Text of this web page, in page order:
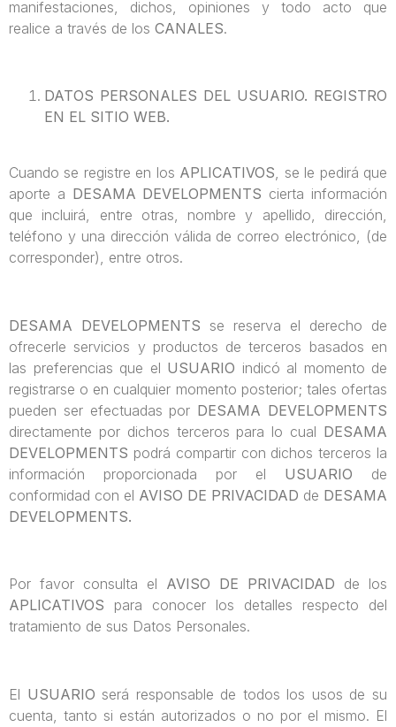
manifestaciones, dichos, opiniones y todo acto que
realice a través de los CANALES.
DATOS PERSONALES DEL USUARIO. REGISTRO
EN EL SITIO WEB.
Cuando se registre en los APLICATIVOS , se le pedirá que
aporte a DESAMA DEVELOPMENTS cierta información
que incluirá, entre otras, nombre y apellido, dirección,
teléfono y una dirección válida de correo electrónico, (de
corresponder), entre otros.
DESAMA DEVELOPMENTS se reserva el derecho de
ofrecerle servicios y productos de terceros basados en
las preferencias que el USUARIO indicó al momento de
registrarse o en cualquier momento posterior; tales ofertas
pueden ser efectuadas por DESAMA DEVELOPMENTS
directamente por dichos terceros para lo cual DESAMA
DEVELOPMENTS podrá compartir con dichos terceros la
información proporcionada por el USUARIO de
conformidad con el AVISO DE PRIVACIDAD de DESAMA
DEVELOPMENTS.
Por favor consulta el AVISO DE PRIVACIDAD de los
APLICATIVOS para conocer los detalles respecto del
tratamiento de sus Datos Personales.
El USUARIO será responsable de todos los usos de su
cuenta, tanto si están autorizados o no por el mismo. El